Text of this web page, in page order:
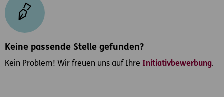
Keine passende Stelle gefunden?
Kein Problem! Wir freuen uns auf Ihre Initiativbewerbung.